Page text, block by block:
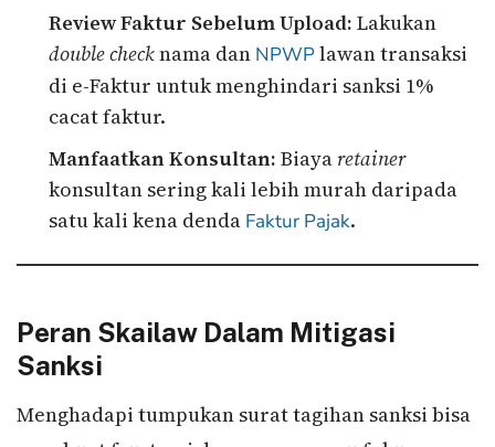
Review Faktur Sebelum Upload: Lakukan
double checknama dan NPWPlawan transaksi
di e-Faktur untuk menghindari sanksi 1%
cacat faktur.
Manfaatkan Konsultan: Biaya retainer
konsultan sering kali lebih murah daripada
satu kali kena denda Faktur Pajak.
Peran Skailaw Dalam Mitigasi
Sanksi
Menghadapi tumpukan surat tagihan sanksi bisa